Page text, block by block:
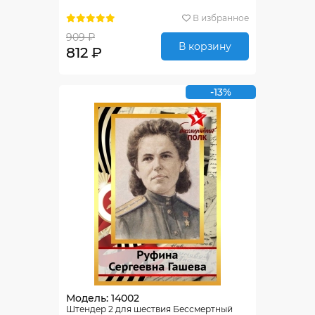
В избранное
909 ₽
812 ₽ В корзину
-13%
Модель: 14002
Штендер 2 для шествия Бессмертный